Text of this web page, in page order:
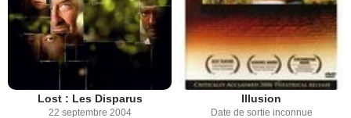
Lost : Les Disparus
22 septembre 2004
Illusion
Date de sortie inconnue